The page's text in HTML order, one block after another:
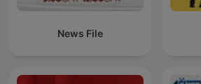
News File